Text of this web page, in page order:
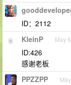
ID：2112
KleinP May 6
ID:426
感谢老板
PPZZPP